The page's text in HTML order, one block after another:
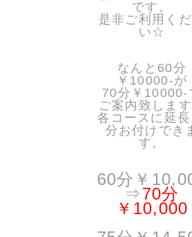
です。
是非ご利用く
い☆
なんと60分
￥10000-が
70分￥10000-
ご案内致しま
各コースに延
分お付けでき
す。
60分￥
⇒70分
￥10,000